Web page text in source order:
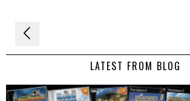
Navigation
de LATEST FROM BLOG